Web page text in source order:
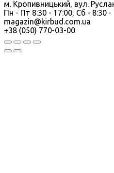
м. Кропивницький, вул.
Пн - Пт 8:30 - 17:00, Сб - 8:30 -
magazin@kirbud.com.ua
+38 (050) 770-03-00